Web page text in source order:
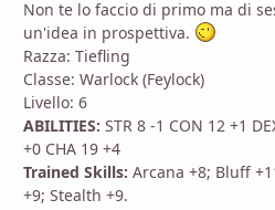
Non te lo faccio di primo ma di
un'idea in prospettiva.
Razza: Tiefling
Classe: Warlock (Feylock)
Livello: 6
ABILITIES: STR 8 -1 CON 12 +1
+0 CHA 19 +4
Trained Skills: Arcana +8; Bluff
+9; Stealth +9.